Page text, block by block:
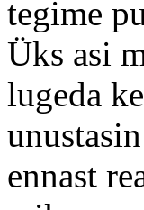
tegime
Üks asi
lugeda
ennast